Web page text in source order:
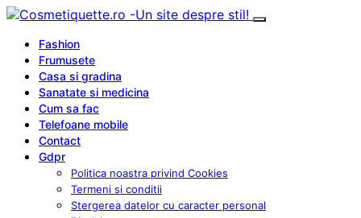
Fashion
Frumusete
Casa si gradina
Sanatate si medicina
Cum sa fac
Telefoane mobile
Contact
Gdpr
Politica noastra privind Cookies
Termeni si conditii
Stergerea datelor cu caracter personal